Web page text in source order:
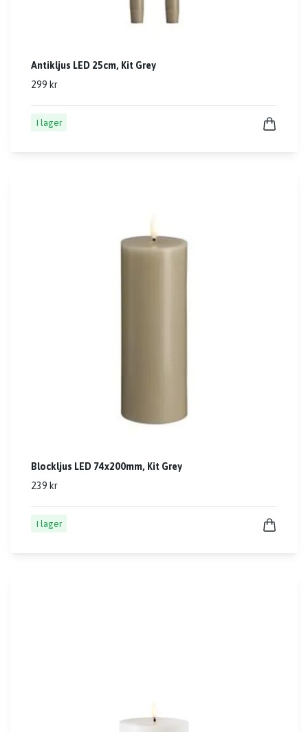
Antikljus LED 25cm, Kit Grey
299 kr
I lager
Blockljus LED 74x200mm, Kit Grey
239 kr
I lager